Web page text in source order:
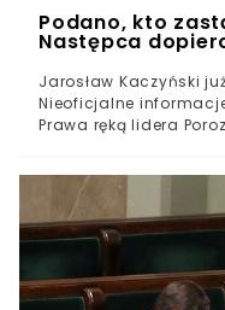
Podano, kto
Następca
Jarosław Kaczyński
Nieoficjalne
Prawa ręką lidera
umowy koalicyjnej.
parlamentarne. Tuż
rezygnacje z
innymi Iwona
ranem papierami
narodowej, Marcin